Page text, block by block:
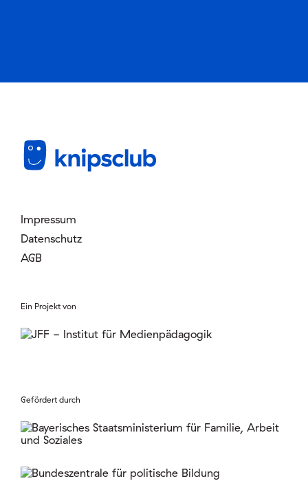
Impressum
Datenschutz
AGB
Ein Projekt von
Gefördert durch